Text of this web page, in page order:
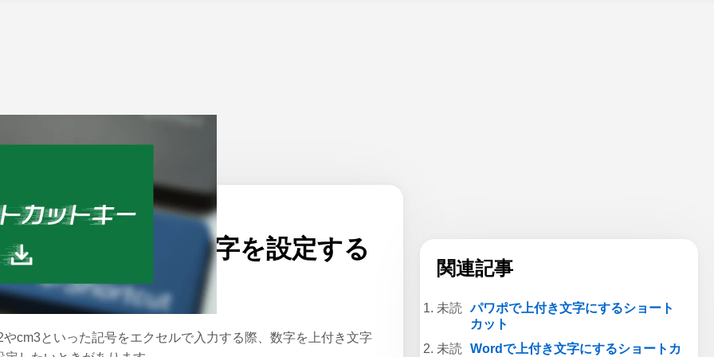
ム > Excel 公開日：2023/04/27
クセルの上付き文字を設定する
ートカット
やcm3といった記号をエクセルで入力する際、数字を上付き文字
関連記事
パワポで上付き文字にするショート
カット
Wordで上付き文字にするショートカ